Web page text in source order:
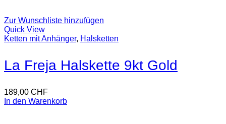
Zur Wunschliste hinzufügen
Quick View
Ketten mit Anhänger, Halsketten
La Freja Halskette 9kt Gold
189,00 CHF
In den Warenkorb